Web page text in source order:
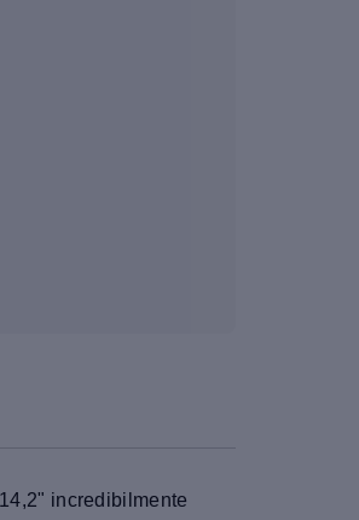
incredibilmente